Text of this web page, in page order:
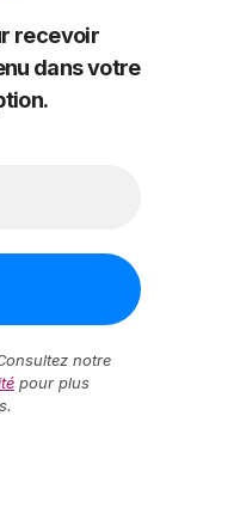
recevoir
dans votre
notre
pour plus